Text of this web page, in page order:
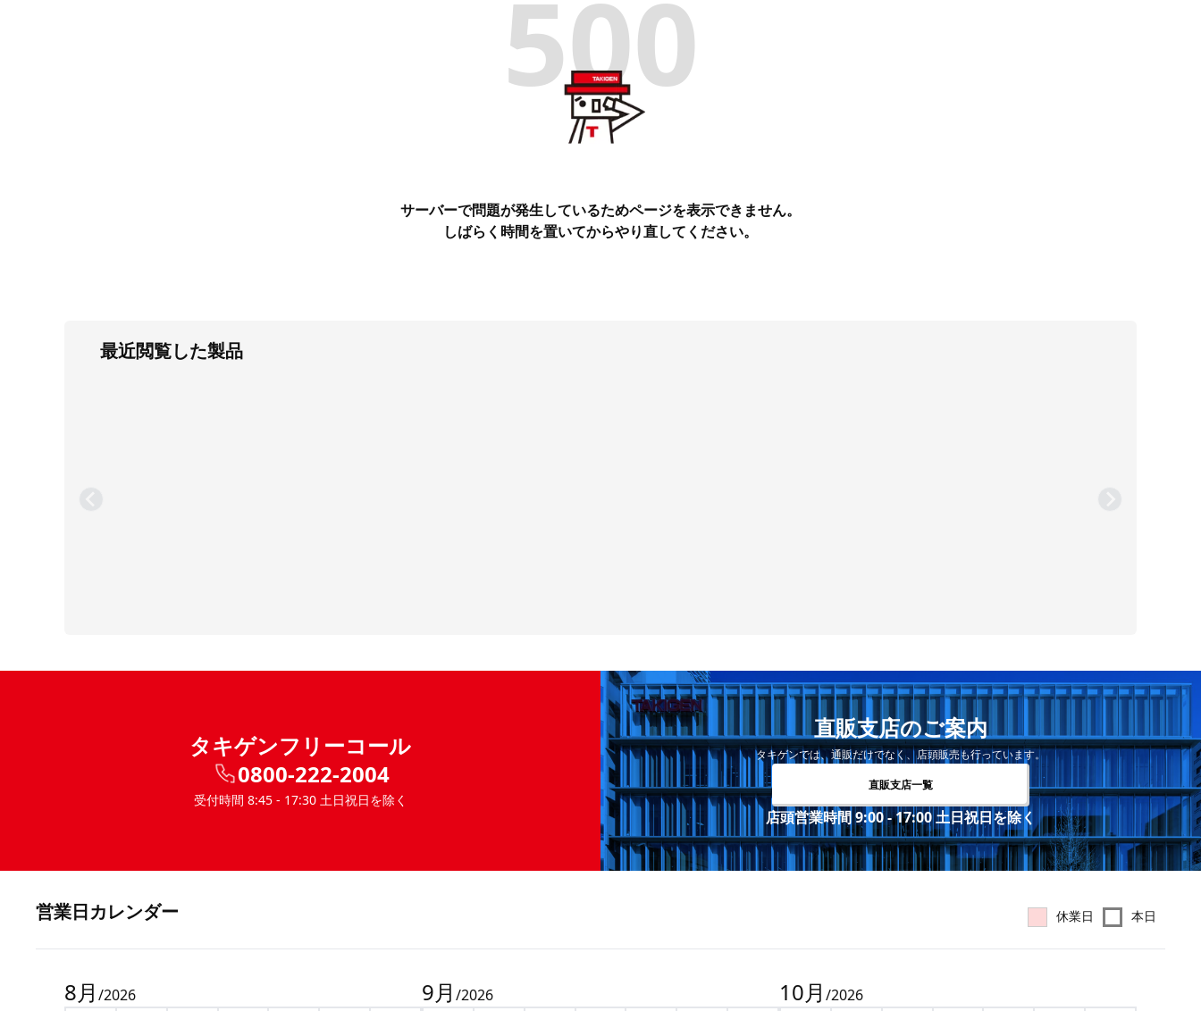
500
サーバーで問題が発生しているためページを表示できません。
しばらく時間を置いてからやり直してください。
最近閲覧した製品
タキゲンフリーコール
0800-222-2004
受付時間 8:45 - 17:30 土日祝日を除く
直販支店のご案内
タキゲンでは、通販だけでなく、店頭販売も行っています。
直販支店一覧
店頭営業時間 9:00 - 17:00 土日祝日を除く
営業⽇カレンダー 休業日 本日
8月 /2026
9月 /2026
10月 /2026